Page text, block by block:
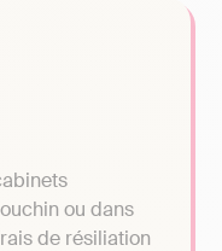
ou dans
de résiliation